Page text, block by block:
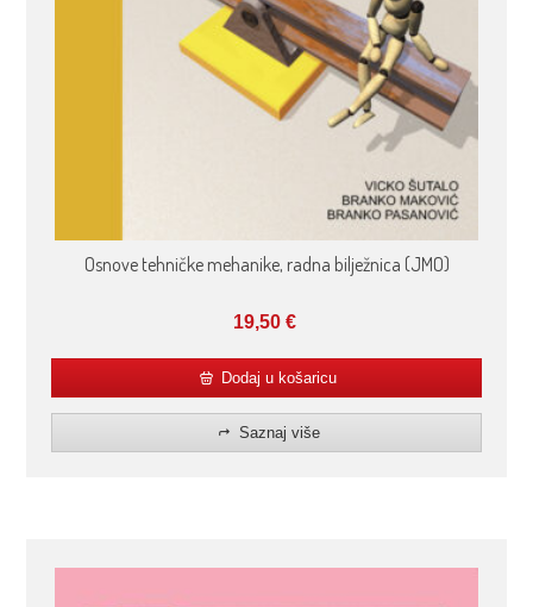
Osnove tehničke mehanike, radna bilježnica (JMO)
19,50 €
Dodaj u košaricu
Saznaj više